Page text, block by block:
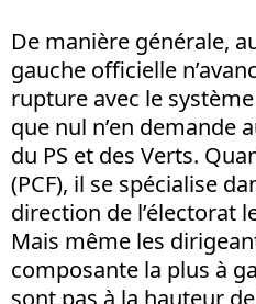
De manière générale,
gauche officielle
rupture avec le
que nul n’en demande
du PS et des Verts.
(PCF), il se spécialise
direction de l’électorat
Mais même les
composante la plus à
sont pas à la hauteur